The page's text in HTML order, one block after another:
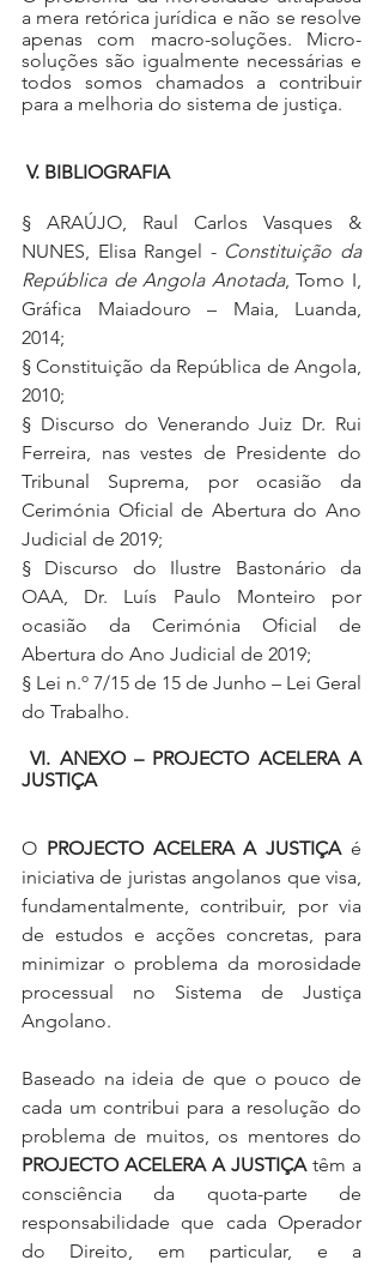
a mera retórica jurídica e não se resolve
apenas com macro-soluções. Micro-
soluções são igualmente necessárias e
todos somos chamados a contribuir
para a melhoria do sistema de justiça.
V. BIBLIOGRAFIA
§ ARAÚJO, Raul Carlos Vasques &
NUNES, Elisa Rangel - Constituição da
República de Angola Anotada, Tomo I,
Gráfica Maiadouro – Maia, Luanda,
2014;
§ Constituição da República de Angola,
2010;
§ Discurso do Venerando Juiz Dr. Rui
Ferreira, nas vestes de Presidente do
Tribunal Suprema, por ocasião da
Cerimónia Oficial de Abertura do Ano
Judicial de 2019;
§ Discurso do Ilustre Bastonário da
OAA, Dr. Luís Paulo Monteiro por
ocasião da Cerimónia Oficial de
Abertura do Ano Judicial de 2019;
§ Lei n.º 7/15 de 15 de Junho – Lei Geral
do Trabalho.
VI. ANEXO – PROJECTO ACELERA A
JUSTIÇA
O PROJECTO ACELERA A JUSTIÇA é
iniciativa de juristas angolanos que visa,
fundamentalmente, contribuir, por via
de estudos e acções concretas, para
minimizar o problema da morosidade
processual no Sistema de Justiça
Angolano.
Baseado na ideia de que o pouco de
cada um contribui para a resolução do
PROJECTO ACELERA A JUSTIÇA têm a
consciência da quota-parte de
responsabilidade que cada Operador
do Direito, em particular, e a